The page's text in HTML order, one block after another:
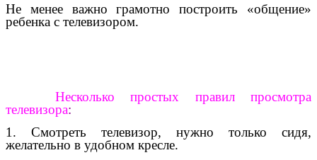
Не менее важно грамотно построить «общение»
ребенка с телевизором.
Несколько простых правил просмотра
телевизора:
1. Смотреть телевизор, нужно только сидя,
желательно в удобном кресле.